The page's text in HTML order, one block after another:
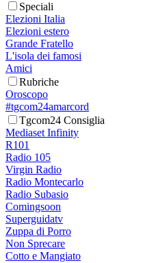
Speciali
Elezioni Italia
Elezioni estero
Grande Fratello
L'isola dei famosi
Amici
Rubriche
Oroscopo
#tgcom24amarcord
Tgcom24 Consiglia
Mediaset Infinity
R101
Radio 105
Virgin Radio
Radio Montecarlo
Radio Subasio
Comingsoon
Superguidatv
Zuppa di Porro
Non Sprecare
Cotto e Mangiato